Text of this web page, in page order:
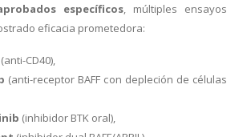
específicos, múltiples ensayos
eficacia prometedora:
(anti-CD40),
(anti-receptor BAFF con depleción de células
(inhibidor BTK oral),